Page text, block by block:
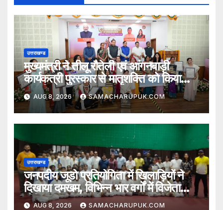
उत्तराखण्ड
मुख्यमंत्री ने तीलू रौतेली एवं आंगनबाड़ी
कार्यकत्री पुरस्कार से मातृशक्ति को किया
सम्मानित
AUG 8, 2026 SAMACHARUPUK.COM
उत्तराखण्ड
जनपदीय जूडो प्रतियोगिता में खिलाड़ियों ने
दिखाया दमखम, विभिन्न भार वर्गों में विजेता
घोषित
AUG 8, 2026 SAMACHARUPUK.COM